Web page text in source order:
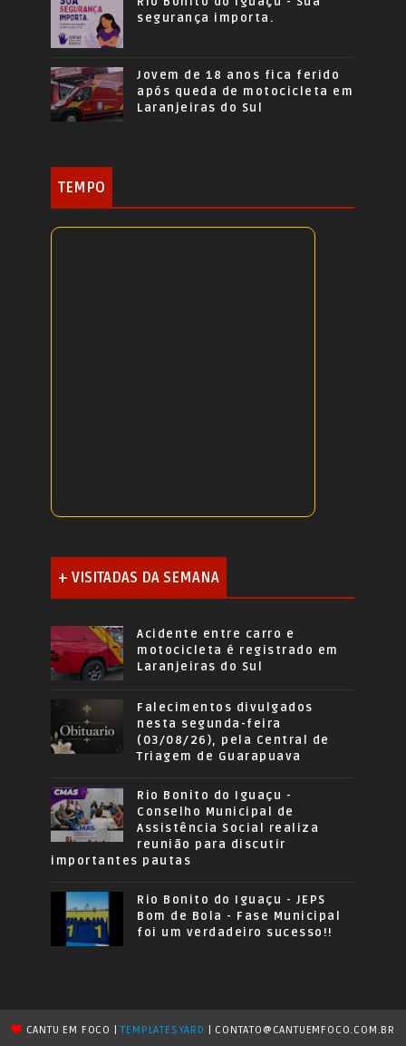
segurança importa.
Jovem de 18 anos fica ferido
após queda de motocicleta em
Laranjeiras do Sul
TEMPO
+ VISITADAS DA SEMANA
Acidente entre carro e
motocicleta é registrado em
Laranjeiras do Sul
Falecimentos divulgados
nesta segunda-feira
(03/08/26), pela Central de
Triagem de Guarapuava
Rio Bonito do Iguaçu -
Conselho Municipal de
Assistência Social realiza
reunião para discutir
importantes pautas
Rio Bonito do Iguaçu - JEPS
Bom de Bola - Fase Municipal
foi um verdadeiro sucesso!!
CANTU EM FOCO |TEMPLATESYARD | CONTATO@CANTUEMFOCO.COM.BR